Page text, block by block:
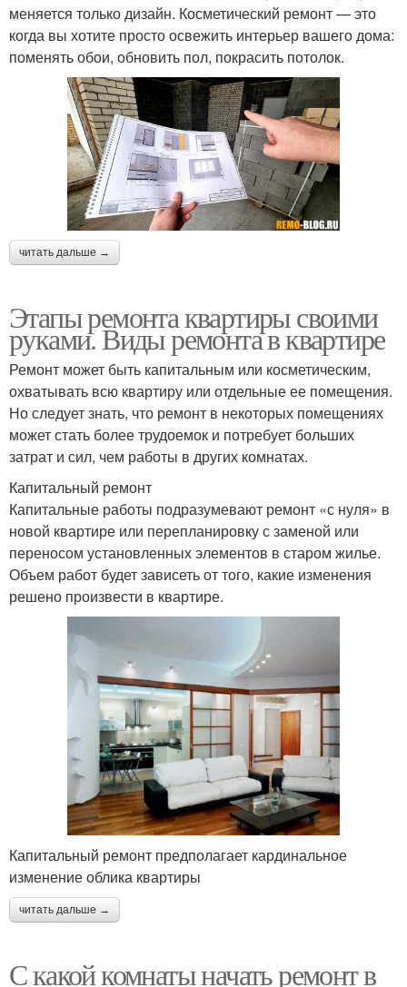
меняется только дизайн. Косметический ремонт — это
когда вы хотите просто освежить интерьер вашего дома:
поменять обои, обновить пол, покрасить потолок.
читать дальше →
Этапы ремонта квартиры своими
руками. Виды ремонта в квартире
Ремонт может быть капитальным или косметическим,
охватывать всю квартиру или отдельные ее помещения.
Но следует знать, что ремонт в некоторых помещениях
может стать более трудоемок и потребует больших
затрат и сил, чем работы в других комнатах.
Капитальный ремонт
Капитальные работы подразумевают ремонт «с нуля» в
новой квартире или перепланировку с заменой или
переносом установленных элементов в старом жилье.
Объем работ будет зависеть от того, какие изменения
решено произвести в квартире.
Капитальный ремонт предполагает кардинальное
изменение облика квартиры
читать дальше →
С какой комнаты начать ремонт в